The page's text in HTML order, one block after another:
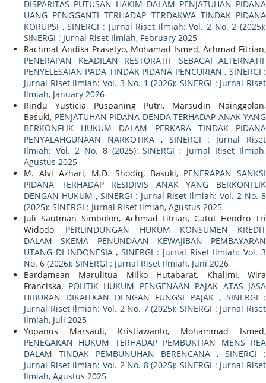
DISPARITAS PUTUSAN HAKIM DALAM PENJATUHAN PIDANA
UANG PENGGANTI TERHADAP TERDAKWA TINDAK PIDANA
KORUPSI ,SINERGI : Jurnal Riset Ilmiah: Vol. 2 No. 2 (2025):
SINERGI : Jurnal Riset Ilmiah, February 2025
Rachmat Andika Prasetyo, Mohamad Ismed, Achmad Fitrian,
PENERAPAN KEADILAN RESTORATIF SEBAGAI ALTERNATIF
PENYELESAIAN PADA TINDAK PIDANA PENCURIAN, SINERGI :
Jurnal Riset Ilmiah: Vol. 3 No. 1 (2026): SINERGI : Jurnal Riset
Ilmiah, January 2026
Rindu Yusticia Puspaning Putri, Marsudin Nainggolan,
Basuki, PENJATUHAN PIDANA DENDA TERHADAP ANAK YANG
BERKONFLIK HUKUM DALAM PERKARA TINDAK PIDANA
PENYALAHGUNAAN NARKOTIKA , SINERGI : Jurnal Riset
Ilmiah: Vol. 2 No. 8 (2025): SINERGI : Jurnal Riset Ilmiah,
Agustus 2025
M. Alvi Azhari, M.D. Shodiq, Basuki, PENERAPAN SANKSI
PIDANA TERHADAP RESIDIVIS ANAK YANG BERKONFLIK
DENGAN HUKUM , SINERGI : Jurnal Riset Ilmiah: Vol. 2 No. 8
(2025): SINERGI : Jurnal Riset Ilmiah, Agustus 2025
Juli Sautman Simbolon, Achmad Fitrian, Gatut Hendro Tri
Widodo, PERLINDUNGAN HUKUM KONSUMEN KREDIT
DALAM SKEMA PENUNDAAN KEWAJIBAN PEMBAYARAN
UTANG DI INDONESIA,SINERGI : Jurnal Riset Ilmiah: Vol. 3
No. 6 (2026): SINERGI : Jurnal Riset Ilmiah, Juni 2026
Bardamean Marulitua Milko Hutabarat, Khalimi, Wira
Franciska, POLITIK HUKUM PENGENAAN PAJAK ATAS JASA
HIBURAN DIKAITKAN DENGAN FUNGSI PAJAK , SINERGI :
Jurnal Riset Ilmiah: Vol. 2 No. 7 (2025): SINERGI : Jurnal Riset
Ilmiah, Juli 2025
Yopanus Marsauli, Kristiawanto, Mohammad Ismed,
PENEGAKAN HUKUM TERHADAP PEMBUKTIAN MENS REA
DALAM TINDAK PEMBUNUHAN BERENCANA , SINERGI :
Jurnal Riset Ilmiah: Vol. 2 No. 8 (2025): SINERGI : Jurnal Riset
Ilmiah, Agustus 2025